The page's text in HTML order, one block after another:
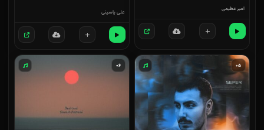
امیر عظیمی علی یاسینی
۰۵ ۰۶